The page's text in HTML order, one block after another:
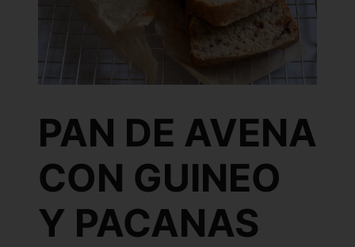
PAN DE AVENA
CON GUINEO
Y PACANAS